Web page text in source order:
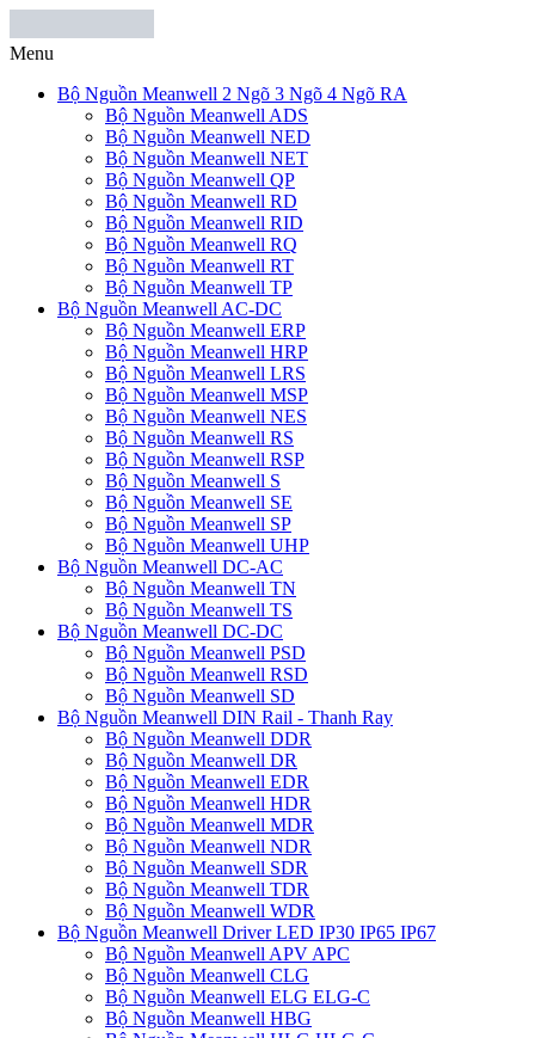
Menu
Bộ Nguồn Meanwell 2 Ngõ 3 Ngõ 4 Ngõ RA
Bộ Nguồn Meanwell ADS
Bộ Nguồn Meanwell NED
Bộ Nguồn Meanwell NET
Bộ Nguồn Meanwell QP
Bộ Nguồn Meanwell RD
Bộ Nguồn Meanwell RID
Bộ Nguồn Meanwell RQ
Bộ Nguồn Meanwell RT
Bộ Nguồn Meanwell TP
Bộ Nguồn Meanwell AC-DC
Bộ Nguồn Meanwell ERP
Bộ Nguồn Meanwell HRP
Bộ Nguồn Meanwell LRS
Bộ Nguồn Meanwell MSP
Bộ Nguồn Meanwell NES
Bộ Nguồn Meanwell RS
Bộ Nguồn Meanwell RSP
Bộ Nguồn Meanwell S
Bộ Nguồn Meanwell SE
Bộ Nguồn Meanwell SP
Bộ Nguồn Meanwell UHP
Bộ Nguồn Meanwell DC-AC
Bộ Nguồn Meanwell TN
Bộ Nguồn Meanwell TS
Bộ Nguồn Meanwell DC-DC
Bộ Nguồn Meanwell PSD
Bộ Nguồn Meanwell RSD
Bộ Nguồn Meanwell SD
Bộ Nguồn Meanwell DIN Rail - Thanh Ray
Bộ Nguồn Meanwell DDR
Bộ Nguồn Meanwell DR
Bộ Nguồn Meanwell EDR
Bộ Nguồn Meanwell HDR
Bộ Nguồn Meanwell MDR
Bộ Nguồn Meanwell NDR
Bộ Nguồn Meanwell SDR
Bộ Nguồn Meanwell TDR
Bộ Nguồn Meanwell WDR
Bộ Nguồn Meanwell Driver LED IP30 IP65 IP67
Bộ Nguồn Meanwell APV APC
Bộ Nguồn Meanwell CLG
Bộ Nguồn Meanwell ELG ELG-C
Bộ Nguồn Meanwell HBG